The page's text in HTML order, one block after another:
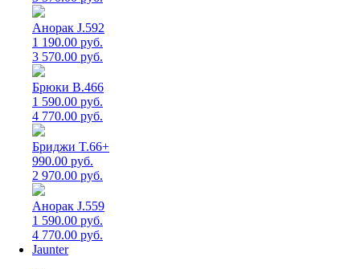
Анорак J.592
1 190.00 руб.
3 570.00 руб.
Брюки B.466
1 590.00 руб.
4 770.00 руб.
Бриджи T.66+
990.00 руб.
2 970.00 руб.
Анорак J.559
1 590.00 руб.
4 770.00 руб.
Jaunter